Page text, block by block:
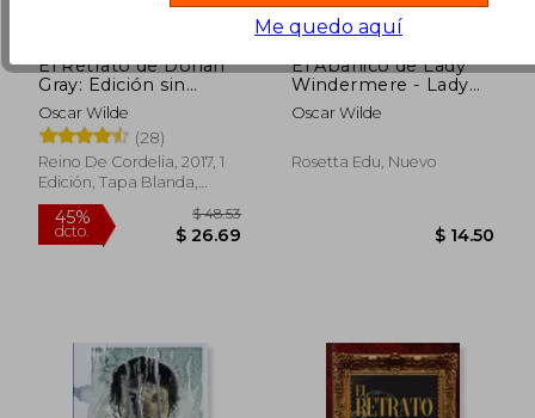
45%
dcto. $ 18.33
El Retrato de Dorian
Gray: Edición sin
Censura
Oscar Wilde
(28)
Reino De Cordelia, 2017, 1
Edición, Tapa Blanda,
Nuevo
El Abanico de Lady
Windermere - Lady
Windermere's Fan:
Texto Paralelo
Edition: Inglés -
Oscar Wilde
Rosetta Edu, Nuevo
Me quedo aquí